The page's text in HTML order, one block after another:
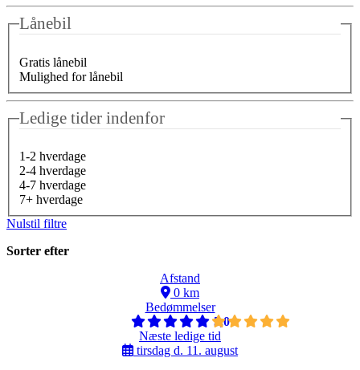
Lånebil
Gratis lånebil
Mulighed for lånebil
Ledige tider indenfor
1-2 hverdage
2-4 hverdage
4-7 hverdage
7+ hverdage
Nulstil filtre
Sorter efter
Afstand
0 km
Bedømmelser
5,0
Næste ledige tid
tirsdag d. 11. august